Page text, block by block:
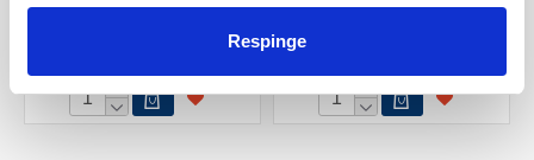
Respinge